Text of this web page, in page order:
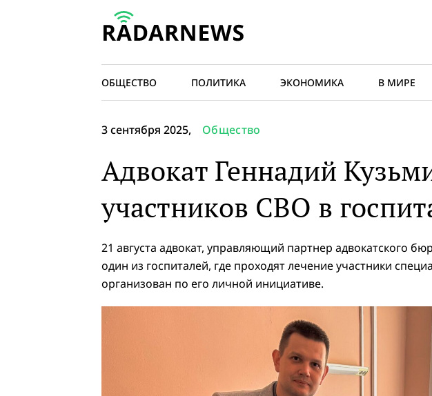
ОБЩЕСТВО ПОЛИТИКА ЭКОНОМИКА В МИРЕ
3 сентября 2025, Общество
Адвокат Геннадий
участников СВО в
21 августа адвокат, управляющий партнер адвокатского
один из госпиталей, где проходят лечение участники
организован по его личной инициативе.